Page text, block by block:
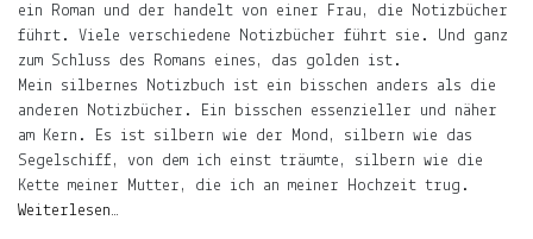
Über
das
Leben
Indien
und
Deutschland.
Mehr
ein Roman und der handelt von einer Frau, die Notizbücher
führt. Viele verschiedene Notizbücher führt sie. Und ganz
zum Schluss des Romans eines, das golden ist.
Mein silbernes Notizbuch ist ein bisschen anders als die
anderen Notizbücher. Ein bisschen essenzieller und näher
am Kern. Es ist silbern wie der Mond, silbern wie das
Segelschiff, von dem ich einst träumte, silbern wie die
Kette meiner Mutter, die ich an meiner Hochzeit trug.
Weiterlesen…